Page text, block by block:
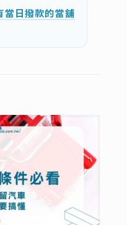
當日撥款的當舖